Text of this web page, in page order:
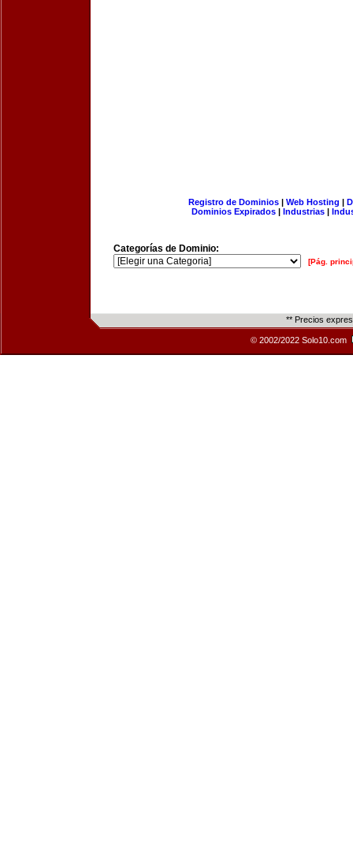
Registro de Dominios| Web Hosting |
Dominios Expirados | Industrias |
Categorías de Dominio:
[Pág.
** Precios
© 2002/2022 Solo10.com